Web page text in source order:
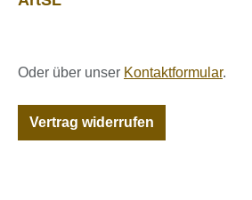
Oder über unser Kontaktformular.
Vertrag widerrufen